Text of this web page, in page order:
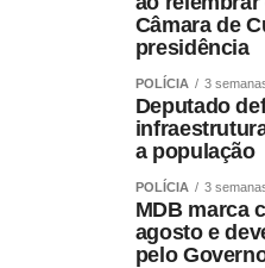
Câmara de
presidência
POLÍCIA 3
Deputado
a população
POLÍCIA 3
MDB marca
agosto e
pelo